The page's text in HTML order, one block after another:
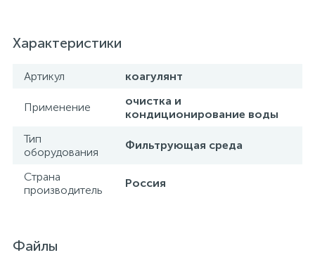
Характеристики
Артикул коагулянт
Применение
очистка и
кондиционирование воды
Тип
оборудования
Фильтрующая среда
Страна
производитель
Россия
Файлы